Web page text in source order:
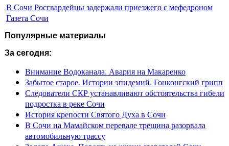
В Сочи Росгвардейцы задержали приезжего с мефедроном
Газета Сочи
Популярные материалы
За сегодня:
Внимание Водоканала. Авария на Макаренко
Забытое старое. Истории эпидемий. Гонконгский грипп
Следователи СКР устанавливают обстоятельства гибели
подростка в реке Сочи
История крепости Святого Духа в Сочи
В Сочи на Мамайском перевале трещина разорвала
автомобильную трассу